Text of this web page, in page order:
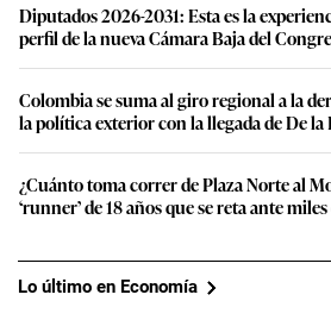
Diputados 2026-2031: Esta es la
perfil de la nueva Cámara Baja del
Colombia se suma al giro regional a la
la política exterior con la llegada de De la
¿Cuánto toma correr de Plaza Norte al
‘runner’ de 18 años que se reta ante
Lo último en Economía